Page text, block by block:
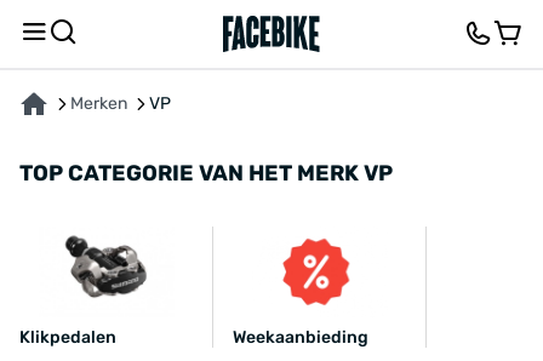
Merken VP
TOP CATEGORIE VAN HET MERK VP
Klikpedalen Weekaanbieding